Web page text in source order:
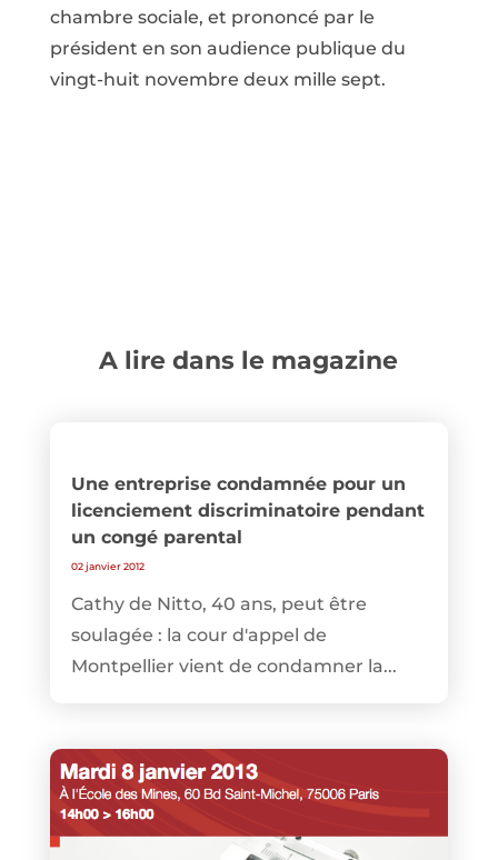
chambre sociale, et prononcé par le
président en son audience publique du
vingt-huit novembre deux mille sept.
A lire dans le magazine
Une entreprise condamnée pour un
licenciement discriminatoire pendant
un congé parental
02 janvier 2012
Cathy de Nitto, 40 ans, peut être
soulagée : la cour d'appel de
Montpellier vient de condamner la...